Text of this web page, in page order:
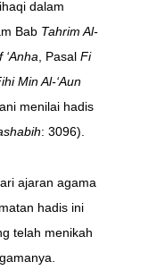
dalam
Bab Tahrim Al-
‘Anha, Pasal Fi
Min Al-‘Aun
menilai hadis
: 3096).
ajaran agama
hadis ini
telah menikah